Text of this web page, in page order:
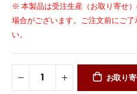
※ 本製品は受注生産（お取り寄せ
場合がございます。ご注文前にご
い。
お取り